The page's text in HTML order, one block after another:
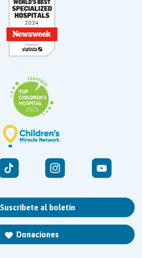
Suscríbete al boletín
Donaciones